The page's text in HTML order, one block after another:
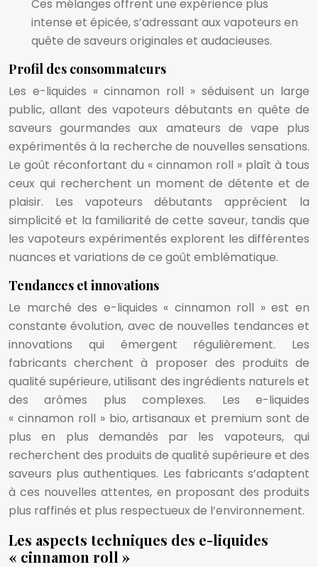
Ces mélanges offrent une expérience plus
intense et épicée, s’adressant aux vapoteurs en
quête de saveurs originales et audacieuses.
Profil des consommateurs
Les e-liquides « cinnamon roll » séduisent un large
public, allant des vapoteurs débutants en quête de
saveurs gourmandes aux amateurs de vape plus
expérimentés à la recherche de nouvelles sensations.
Le goût réconfortant du « cinnamon roll » plaît à tous
ceux qui recherchent un moment de détente et de
plaisir. Les vapoteurs débutants apprécient la
simplicité et la familiarité de cette saveur, tandis que
les vapoteurs expérimentés explorent les différentes
nuances et variations de ce goût emblématique.
Tendances et innovations
Le marché des e-liquides « cinnamon roll » est en
constante évolution, avec de nouvelles tendances et
innovations qui émergent régulièrement. Les
fabricants cherchent à proposer des produits de
qualité supérieure, utilisant des ingrédients naturels et
des arômes plus complexes. Les e-liquides
« cinnamon roll » bio, artisanaux et premium sont de
plus en plus demandés par les vapoteurs, qui
recherchent des produits de qualité supérieure et des
saveurs plus authentiques. Les fabricants s’adaptent
à ces nouvelles attentes, en proposant des produits
plus raffinés et plus respectueux de l’environnement.
Les aspects techniques des e-liquides
« cinnamon roll »